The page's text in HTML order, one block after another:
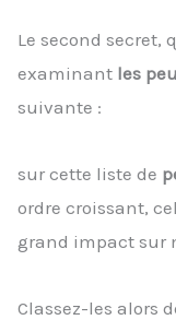
Le second secret,
examinant les
suivante :
sur cette liste de
ordre croissant,
grand impact sur
Classez-les alors